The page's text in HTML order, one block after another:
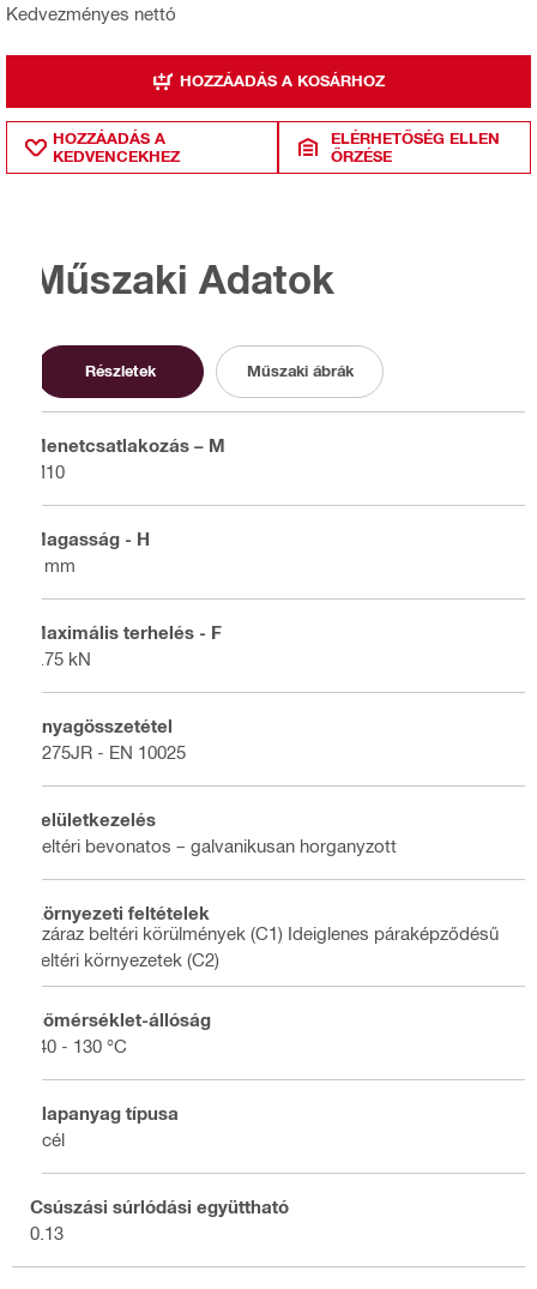
Kedvezményes nettó
HOZZÁADÁS A KOSÁRHOZ
HOZZÁADÁS A
KEDVENCEKHEZ
ELÉRHETŐSÉG ELLEN
ŐRZÉSE
Műszaki Adatok
Részletek Műszaki ábrák
Menetcsatlakozás – M
M10
Magasság - H
7 mm
Maximális terhelés - F
1.75 kN
Anyagösszetétel
S275JR - EN 10025
Felületkezelés
Beltéri bevonatos – galvanikusan horganyzott
Környezeti feltételek
Száraz beltéri körülmények (C1) Ideiglenes páraképződésű
beltéri környezetek (C2)
Hőmérséklet-állóság
-40 - 130 °C
Alapanyag típusa
Acél
Csúszási súrlódási együttható
0.13